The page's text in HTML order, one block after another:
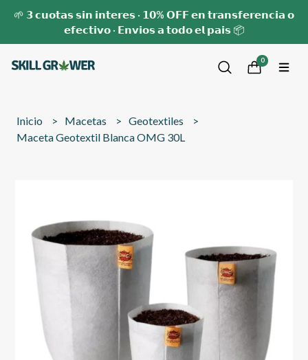
🌱 𝟯 𝗰𝘂𝗼𝘁𝗮𝘀 𝘀𝗶𝗻 𝗶𝗻𝘁𝗲𝗿𝗲𝘀 · 𝟭𝟬% 𝗢𝗙𝗙 𝗲𝗻 𝘁𝗿𝗮𝗻𝘀𝗳𝗲𝗿𝗲𝗻𝗰𝗶𝗮 𝗼
𝗲𝗳𝗲𝗰𝘁𝗶𝘃𝗼 · 𝗘𝗻𝘃𝗶𝗼𝘀 𝗮 𝘁𝗼𝗱𝗼 𝗲𝗹 𝗽𝗮𝗶𝘀 📦
0
Inicio Macetas
Geotextiles
Maceta Geotextil Blanca OMG 30L